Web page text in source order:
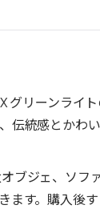
グリーンライ
伝統感とかわ
ブジェ、ソフ
ます。購入後